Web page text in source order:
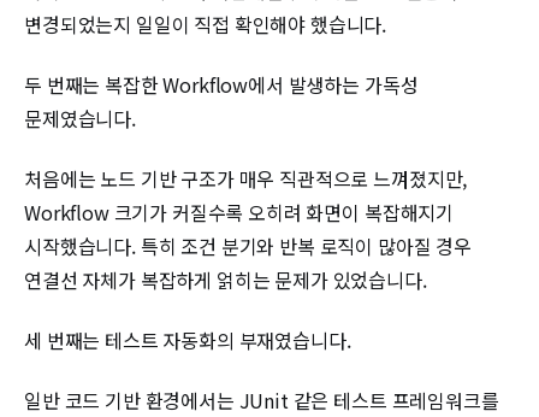
변경되었는지 일일이 직접 확인해야 했습니다.
두 번째는 복잡한 Workflow에서 발생하는 가독성
문제였습니다.
처음에는 노드 기반 구조가 매우 직관적으로 느껴졌지만,
Workflow 크기가 커질수록 오히려 화면이 복잡해지기
시작했습니다. 특히 조건 분기와 반복 로직이 많아질 경우
연결선 자체가 복잡하게 얽히는 문제가 있었습니다.
세 번째는 테스트 자동화의 부재였습니다.
일반 코드 기반 환경에서는 JUnit 같은 테스트 프레임워크를